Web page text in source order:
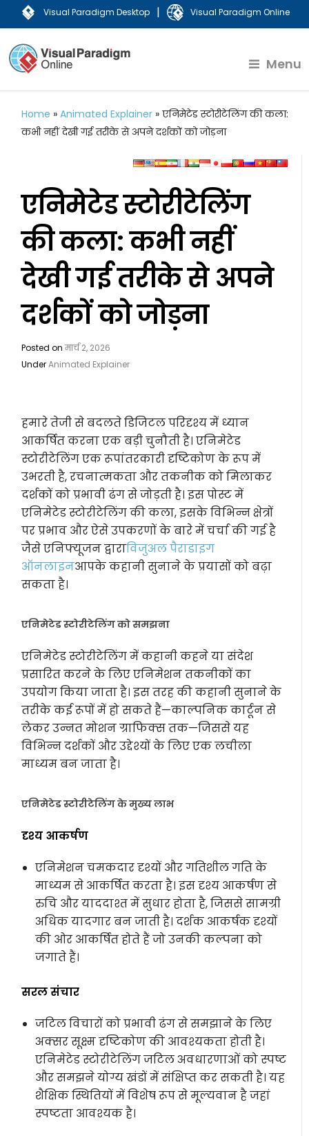
Visual Paradigm Desktop | Visual Paradigm Online
Menu
Home »Animated Explainer »एनिमेटेड स्टोरीटेलिंग की कला:
कभी नहीं देखी गई तरीके से अपने दर्शकों को जोड़ना
एनिमेटेड स्टोरीटेलिंग
की कला: कभी नहीं
देखी गई तरीके से अपने
दर्शकों को जोड़ना
Posted onमार्च 2, 2026
UnderAnimated Explainer
हमारे तेजी से बदलते डिजिटल परिदृश्य में ध्यान
आकर्षित करना एक बड़ी चुनौती है। एनिमेटेड
स्टोरीटेलिंग एक रूपांतरकारी दृष्टिकोण के रूप में
उभरती है, रचनात्मकता और तकनीक को मिलाकर
दर्शकों को प्रभावी ढंग से जोड़ती है। इस पोस्ट में
एनिमेटेड स्टोरीटेलिंग की कला, इसके विभिन्न क्षेत्रों
पर प्रभाव और ऐसे उपकरणों के बारे में चर्चा की गई है
जैसे एनिफ्यूजन द्वाराविजुअल पैराडाइग
ऑनलाइनआपके कहानी सुनाने के प्रयासों को बढ़ा
सकता है।
एनिमेटेड स्टोरीटेलिंग को समझना
एनिमेटेड स्टोरीटेलिंग में कहानी कहने या संदेश
प्रसारित करने के लिए एनिमेशन तकनीकों का
उपयोग किया जाता है। इस तरह की कहानी सुनाने के
तरीके कई रूपों में हो सकते हैं—काल्पनिक कार्टून से
लेकर उन्नत मोशन ग्राफिक्स तक—जिससे यह
विभिन्न दर्शकों और उद्देश्यों के लिए एक लचीला
माध्यम बन जाता है।
एनिमेटेड स्टोरीटेलिंग के मुख्य लाभ
दृश्य आकर्षण
एनिमेशन चमकदार दृश्यों और गतिशील गति के
माध्यम से आकर्षित करता है। इस दृश्य आकर्षण से
रुचि और याददाश्त में सुधार होता है, जिससे सामग्री
अधिक यादगार बन जाती है। दर्शक आकर्षक दृश्यों
की ओर आकर्षित होते हैं जो उनकी कल्पना को
जगाते हैं।
सरल संचार
जटिल विचारों को प्रभावी ढंग से समझाने के लिए
अक्सर सूक्ष्म दृष्टिकोण की आवश्यकता होती है।
एनिमेटेड स्टोरीटेलिंग जटिल अवधारणाओं को स्पष्ट
और समझने योग्य खंडों में संक्षिप्त कर सकती है। यह
शैक्षिक स्थितियों में विशेष रूप से मूल्यवान है जहां
स्पष्टता आवश्यक है।